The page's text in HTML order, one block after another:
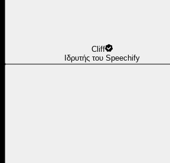
Cliff
Ιδρυτής του Speechify